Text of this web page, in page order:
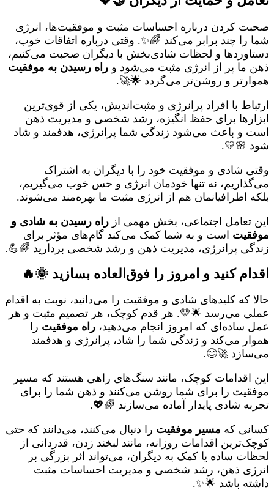
صحبت کردن درباره احساسات مثبت و موفقیت‌ها، انرژی
شما را چند برابر می‌کند 🌈✨. وقتی درباره اتفاقات خوب،
دستاوردها و لحظات شادی‌بخش با دیگران صحبت می‌کنیم،
ذهن ما پر از انرژی مثبت می‌شود و راه رسیدن به موفقیت
هموارتر و روشن‌تر می‌گردد 🌟🚀.
ارتباط با افراد پرانرژی و مثبت‌اندیش، یکی از قوی‌ترین
ابزارها برای حفظ انگیزه، رشد شخصی و مدیریت ذهن
است و باعث می‌شود زندگی شما پرانرژی، هدفمند و شاد
شود 🌸💛.
وقتی شادی و موفقیت خود را با دیگران به اشتراک
می‌گذاریم، نه تنها خودمان انرژی و حس خوب می‌گیریم،
بلکه اطرافیانمان هم از انرژی مثبت ما بهره‌مند می‌شوند.
این تعامل اجتماعی، بخش مهمی از راه رسیدن به شادی و
موفقیت است و به شما کمک می‌کند گام‌های مؤثر برای
زندگی پرانرژی، مدیریت ذهن و رشد شخصی بردارید 🌈💪.
اقدام کنید و امروز را فوق‌العاده بسازید 🌞🔥
حالا که کلیدهای شادی و موفقیت را می‌دانید، نوبت به اقدام
عملی می‌رسد 🌟💛. هر قدم کوچک، هر تصمیم مثبت و هر
عمل ساده‌ای که امروز انجام می‌دهید، راه موفقیت را
هموار می‌کند و زندگی شما را شاد، پرانرژی و هدفمند
می‌سازد 🚀😊.
این اقدامات کوچک، مانند سنگ‌های راهی هستند که مسیر
موفقیت را برای شما روشن می‌کنند و ذهن شما را برای
تجربه شادی پایدار آماده می‌سازند 🌈💖.
کسانی که مسیر موفقیت را دنبال می‌کنند، می‌دانند که حتی
کوچک‌ترین اقدامات روزانه، مانند لبخند زدن، قدردانی از
لحظات ساده یا کمک به دیگران، می‌تواند اثر بزرگی بر
انرژی ذهن، رشد شخصی و مدیریت احساسات مثبت
داشته باشد 🌟✨.